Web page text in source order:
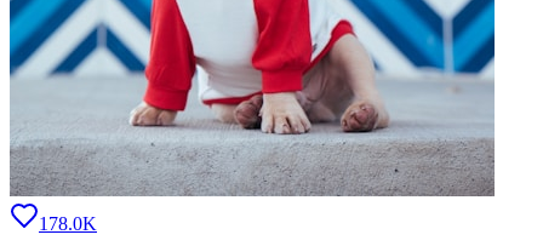
178.0K